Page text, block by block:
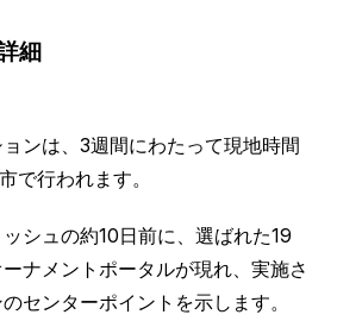
細
ンは、3週間にわたって現地時間
で行われます。
シュの約10日前に、選ばれた19
ナメントポータルが現れ、実施さ
センターポイントを示します。